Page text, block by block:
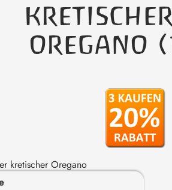
OREGANO
kretischer Oregano
Levka Ori Bergen